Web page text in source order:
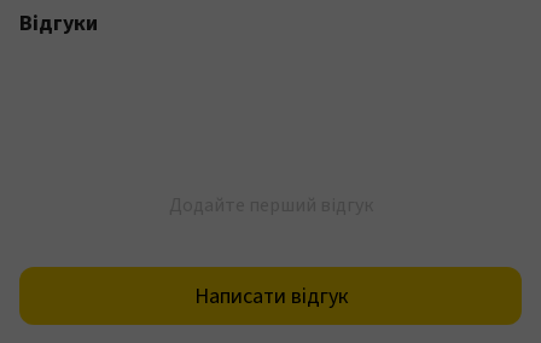
Відгуки
Написати відгук